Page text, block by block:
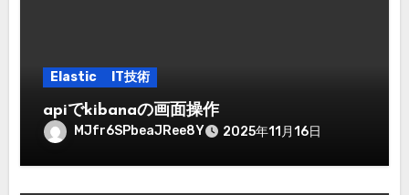
Elastic IT技術
apiでkibanaの画面操作
MJfr6SPbeaJRee8Y 2025年11月16日